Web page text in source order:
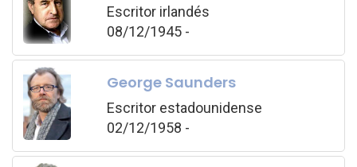
Escritor irlandés
08/12/1945 -
George Saunders
Escritor estadounidense
02/12/1958 -